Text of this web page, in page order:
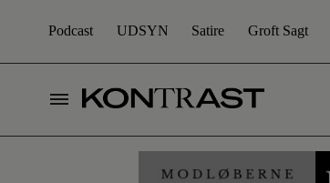
Podcast UDSYN Satire Groft Sagt